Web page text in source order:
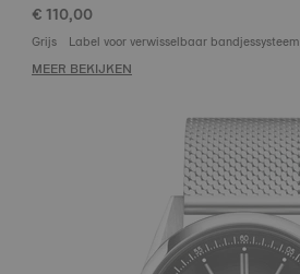
€ 110,00
Grijs Label voor verwisselbaar bandjessysteem
MEER BEKIJKEN